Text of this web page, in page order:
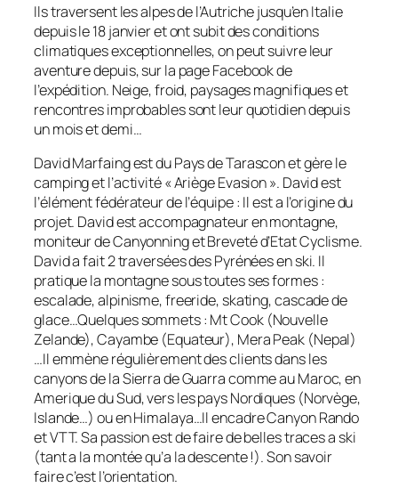
Ils traversent les alpes de l’Autriche jusqu’en Italie
depuis le 18 janvier et ont subit des conditions
climatiques exceptionnelles, on peut suivre leur
aventure depuis, sur la page Facebook de
l’expédition. Neige, froid, paysages magnifiques et
rencontres improbables sont leur quotidien depuis
un mois et demi…
David Marfaing est du Pays de Tarascon et gère le
camping et l’activité « Ariège Evasion ». David est
l’élément fédérateur de l’équipe : Il est a l’origine du
projet. David est accompagnateur en montagne,
moniteur de Canyonning et Breveté d’Etat Cyclisme.
David a fait 2 traversées des Pyrénées en ski. Il
pratique la montagne sous toutes ses formes :
escalade, alpinisme, freeride, skating, cascade de
glace…Quelques sommets : Mt Cook (Nouvelle
Zelande), Cayambe (Equateur), Mera Peak (Nepal)
…Il emmène régulièrement des clients dans les
canyons de la Sierra de Guarra comme au Maroc, en
Amerique du Sud, vers les pays Nordiques (Norvège,
Islande…) ou en Himalaya…Il encadre Canyon Rando
et VTT. Sa passion est de faire de belles traces a ski
(tant a la montée qu’a la descente !). Son savoir
faire c’est l’orientation.